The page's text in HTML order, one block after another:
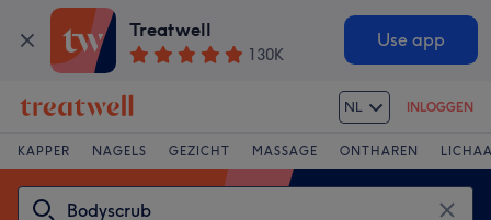
Treatwell
130K
Use app
NL INLOGGEN
KAPPER NAGELS GEZICHT MASSAGE ONTHAREN